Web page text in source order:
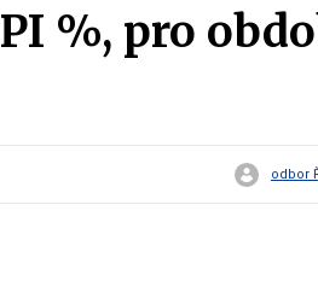
%, pro
odbor